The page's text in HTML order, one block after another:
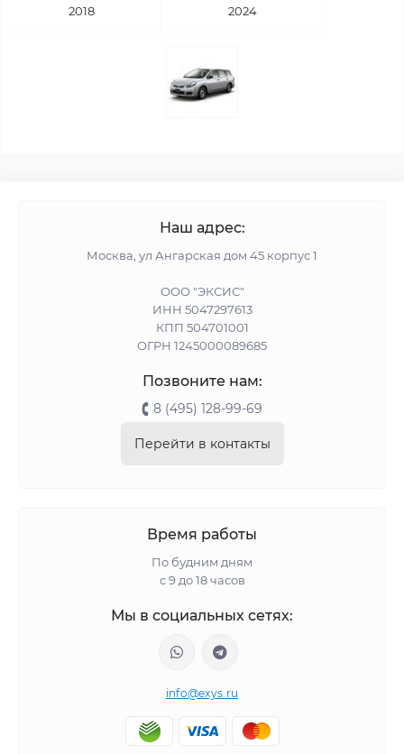
2018
2024
Наш адрес:
Москва, ул Ангарская дом 45 корпус 1
ООО "ЭКСИС"
ИНН 5047297613
КПП 504701001
ОГРН 1245000089685
Позвоните нам:
8 (495) 128-99-69
Перейти в контакты
Время работы
По будним дням
с 9 до 18 часов
Мы в социальных сетях:
info@exys.ru